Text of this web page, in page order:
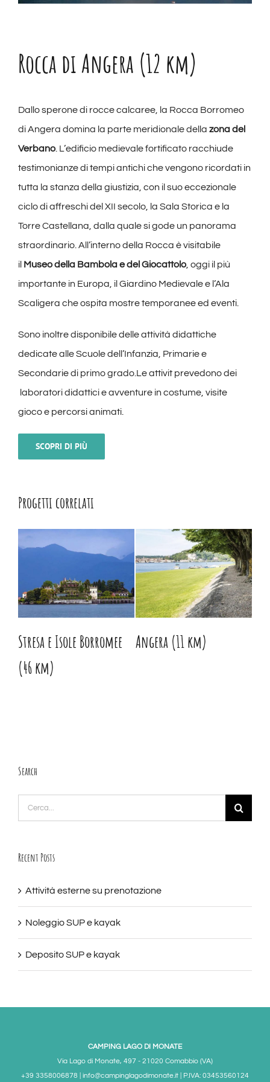
Rocca di Angera (12 km)
Dallo sperone di rocce calcaree, la Rocca Borromeo
di Angera domina la parte meridionale della zona del
Verbano. L’edificio medievale fortificato racchiude
testimonianze di tempi antichi che vengono ricordati in
tutta la stanza della giustizia, con il suo eccezionale
ciclo di affreschi del XII secolo, la Sala Storica e la
Torre Castellana, dalla quale si gode un panorama
straordinario. All’interno della Rocca è visitabile
il Museo della Bambola e del Giocattolo, oggi il più
importante in Europa, il Giardino Medievale e l’Ala
Scaligera che ospita mostre temporanee ed eventi.
Sono inoltre disponibile delle attività didattiche
dedicate alle Scuole dell’Infanzia, Primarie e
Secondarie di primo grado.Le attivit prevedono dei
laboratori didattici e avventure in costume, visite
gioco e percorsi animati.
SCOPRI DI PIÙ
Progetti correlati
Stresa e Isole Borromee
(46 km)
Angera (11 km)
Search
Cerca
per:
Recent Posts
Attività esterne su prenotazione
Noleggio SUP e kayak
Deposito SUP e kayak
CAMPING LAGO DI MONATE
Via Lago di Monate, 497 - 21020 Comabbio (VA)
+39 3358006878 | info@campinglagodimonate.it | P.IVA: 03453560124